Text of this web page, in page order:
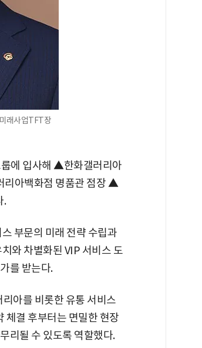
래사업TFT장
에 입사해 ▲한화갤러리아
리아백화점 명품관 점장 ▲
.
부문의 미래 전략 수립과
와 차별화된 VIP 서비스 도
를 받는다.
아를 비롯한 유통 서비스
체결 후부터는 면밀한 현장
리될 수 있도록 역할했다.